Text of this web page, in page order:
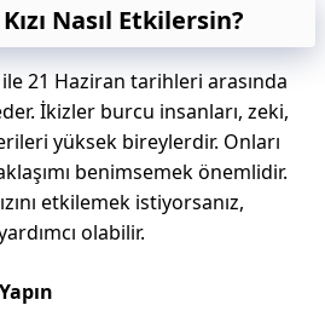
Nasıl Etkilersin?
21 Haziran tarihleri arasında
İkizler burcu insanları, zeki,
yüksek bireylerdir. Onları
benimsemek önemlidir.
etkilemek istiyorsanız,
olabilir.